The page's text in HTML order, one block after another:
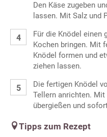
Den Käse zugeben
lassen. Mit Salz und
Für die Knödel einen
Kochen bringen. Mit
Knödel formen und
ziehen lassen.
Die fertigen Knödel
Tellern anrichten.
übergießen und
Tipps zum Rezept